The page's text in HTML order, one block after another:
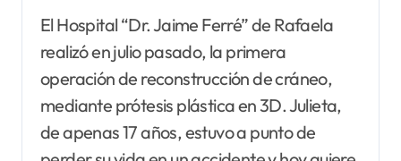
El Hospital “Dr. Jaime Ferré” de Rafaela
realizó en julio pasado, la primera
operación de reconstrucción de cráneo,
mediante prótesis plástica en 3D. Julieta,
de apenas 17 años, estuvo a punto de